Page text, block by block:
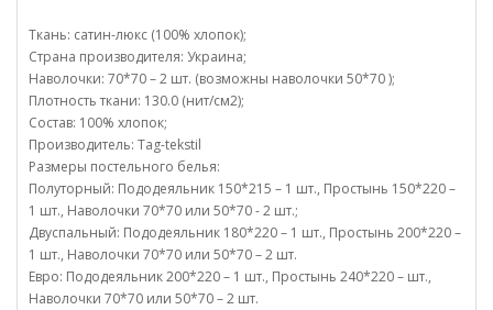
Ткань: сатин-люкс (100% хлопок);
Страна производителя: Украина;
Наволочки: 70*70 – 2 шт. (возможны наволочки 50*70 );
Плотность ткани: 130.0 (нит/см2);
Состав: 100% хлопок;
Производитель: Tag-tekstil
Размеры постельного белья:
Полуторный: Пододеяльник 150*215 – 1 шт., Простынь 150*220 –
1 шт., Наволочки 70*70 или 50*70 - 2 шт.;
Двуспальный: Пододеяльник 180*220 – 1 шт., Простынь 200*220 –
1 шт., Наволочки 70*70 или 50*70 – 2 шт.
Евро: Пододеяльник 200*220 – 1 шт., Простынь 240*220 – шт.,
Наволочки 70*70 или 50*70 – 2 шт.